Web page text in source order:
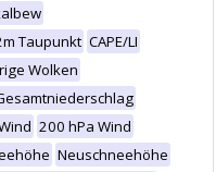
Taupunkt CAPE/LI
Wolken
200 hPa Wind
Neuschneehöhe